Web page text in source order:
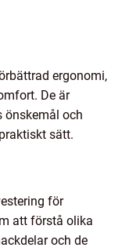
ergonomi,
De är
önskemål och
sätt.
för
att förstå olika
och de